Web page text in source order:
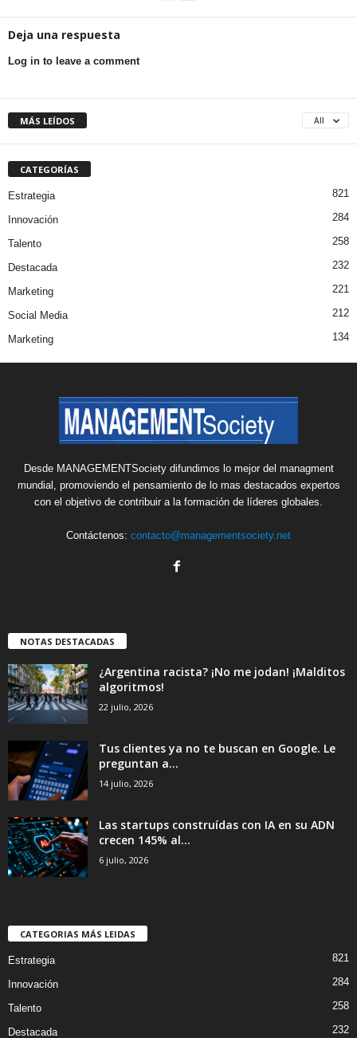
Deja una respuesta
Log in to leave a comment
MÁS LEÍDOS All
CATEGORÍAS
Estrategia 821
Innovación 284
Talento 258
Destacada 232
Marketing 221
Social Media 212
Marketing 134
Desde MANAGEMENTSociety difundimos lo mejor del managment
mundial, promoviendo el pensamiento de lo mas destacados expertos
con el objetivo de contribuir a la formación de líderes globales.
Contáctenos: contacto@managementsociety.net
NOTAS DESTACADAS
¿Argentina racista? ¡No me jodan! ¡Malditos
algoritmos!
22 julio, 2026
Tus clientes ya no te buscan en Google. Le
preguntan a...
14 julio, 2026
Las startups construídas con IA en su ADN
crecen 145% al...
6 julio, 2026
CATEGORIAS MÁS LEIDAS
Estrategia 821
Innovación 284
Talento 258
Destacada 232